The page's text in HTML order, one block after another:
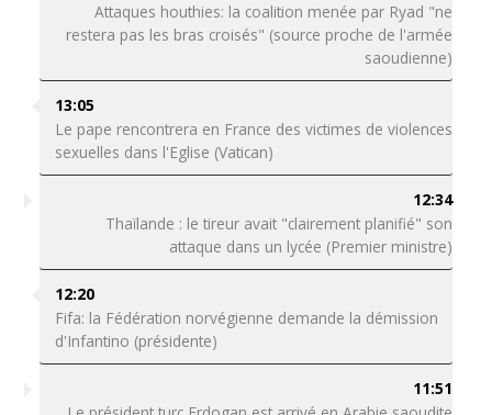
Attaques houthies: la coalition menée par Ryad "ne
restera pas les bras croisés" (source proche de l'armée
saoudienne)
13:05
Le pape rencontrera en France des victimes de violences
sexuelles dans l'Eglise (Vatican)
12:34
Thaïlande : le tireur avait "clairement planifié" son
attaque dans un lycée (Premier ministre)
12:20
Fifa: la Fédération norvégienne demande la démission
d'Infantino (présidente)
11:51